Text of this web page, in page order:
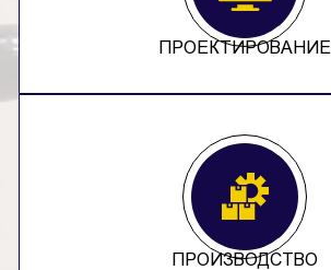
ПРОЕКТИРОВАНИЕ
ПРОИЗВОДСТВО